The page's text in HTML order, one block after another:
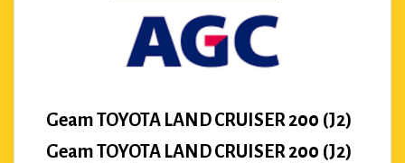
Geam TOYOTA LAND CRUISER 200 (J2)
Geam TOYOTA LAND CRUISER 200 (J2)